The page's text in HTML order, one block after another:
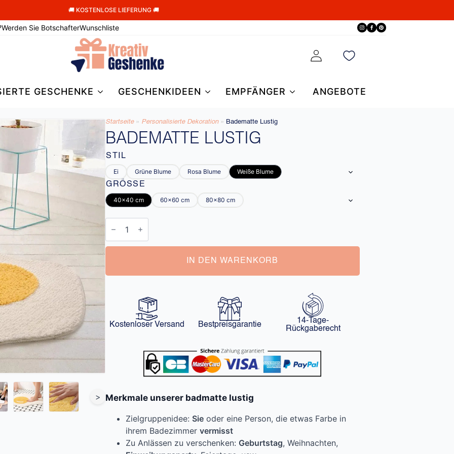
🚚 KOSTENLOSE LIEFERUNG 🚚
Werden Sie BotschafterWunschliste
GESCHENKE GESCHENKIDEEN EMPFÄNGER ANGEBOTE
>
Startseite » Personalisierte Dekoration » Badematte Lustig
BADEMATTE LUSTIG
STIL
Ei Grüne Blume Rosa Blume Weiße Blume
GRÖSSE
40x40 cm 60x60 cm 80x80 cm
Badematte
Lustig
IN DEN WARENKORB
Kostenloser Versand Bestpreisgarantie
14-Tage-
Rückgaberecht
Merkmale unserer badmatte lustig
Zielgruppenidee: Sie oder eine Person, die etwas Farbe in
ihrem Badezimmer vermisst
Zu Anlässen zu verschenken: Geburtstag, Weihnachten,